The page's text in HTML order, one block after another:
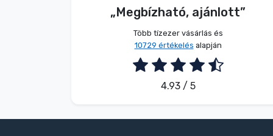
„Megbízható, ajánlott”
Több tízezer vásárlás és
10729 értékelés alapján
4.93 / 5
2026. 08. 06.